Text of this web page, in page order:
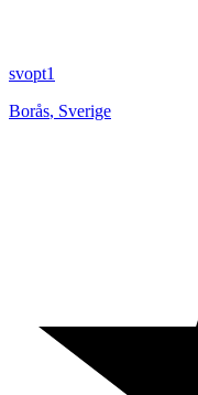
svopt1
Borås, Sverige